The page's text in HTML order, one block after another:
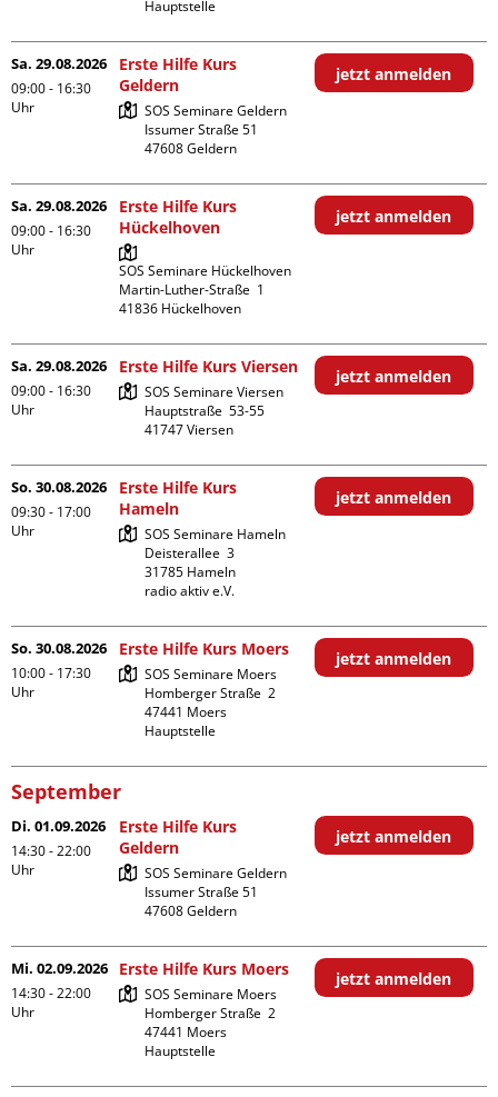
Hauptstelle
Sa. 29.08.2026
09:00 - 16:30
Uhr
Erste Hilfe Kurs
Geldern
SOS Seminare Geldern
Issumer Straße 51
jetzt anmelden
Sa. 29.08.2026
09:00 - 16:30
Uhr
Erste Hilfe Kurs
Hückelhoven
SOS Seminare Hückelhoven
Martin-Luther-Straße  1
jetzt anmelden
Sa. 29.08.2026
09:00 - 16:30
Uhr
Erste Hilfe Kurs Viersen
SOS Seminare Viersen
Hauptstraße  53-55
jetzt anmelden
So. 30.08.2026
09:30 - 17:00
Uhr
Erste Hilfe Kurs
Hameln
SOS Seminare Hameln
Deisterallee  3
31785 Hameln
radio aktiv e.V.
jetzt anmelden
So. 30.08.2026
10:00 - 17:30
Uhr
Erste Hilfe Kurs Moers
SOS Seminare Moers
Homberger Straße  2
47441 Moers
Hauptstelle
jetzt anmelden
September
Di. 01.09.2026
14:30 - 22:00
Uhr
Erste Hilfe Kurs
Geldern
SOS Seminare Geldern
Issumer Straße 51
jetzt anmelden
Mi. 02.09.2026
14:30 - 22:00
Uhr
Erste Hilfe Kurs Moers
SOS Seminare Moers
Homberger Straße  2
47441 Moers
Hauptstelle
jetzt anmelden